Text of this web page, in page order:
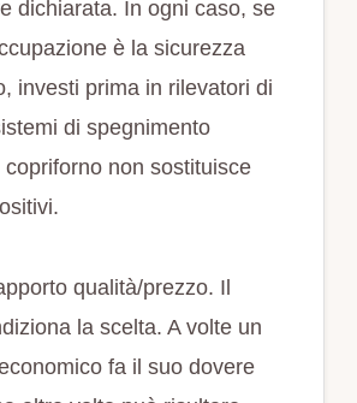
dichiarata. In ogni caso, se
è la sicurezza
investi prima in rilevatori di
di spegnimento
non sostituisce
qualità/prezzo. Il
la scelta. A volte un
fa il suo dovere